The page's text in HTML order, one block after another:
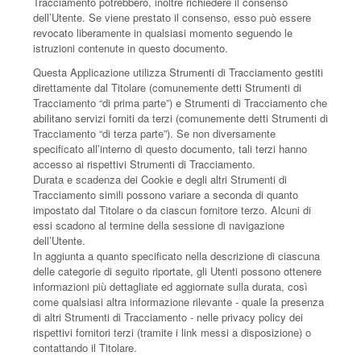
dell’Utente. Se viene prestato il consenso, esso può essere
revocato liberamente in qualsiasi momento seguendo le
istruzioni contenute in questo documento.
Questa Applicazione utilizza Strumenti di Tracciamento gestiti
direttamente dal Titolare (comunemente detti Strumenti di
Tracciamento “di prima parte”) e Strumenti di Tracciamento che
abilitano servizi forniti da terzi (comunemente detti Strumenti di
Tracciamento “di terza parte”). Se non diversamente
specificato all’interno di questo documento, tali terzi hanno
accesso ai rispettivi Strumenti di Tracciamento.
Durata e scadenza dei Cookie e degli altri Strumenti di
Tracciamento simili possono variare a seconda di quanto
impostato dal Titolare o da ciascun fornitore terzo. Alcuni di
essi scadono al termine della sessione di navigazione
dell’Utente.
In aggiunta a quanto specificato nella descrizione di ciascuna
delle categorie di seguito riportate, gli Utenti possono ottenere
informazioni più dettagliate ed aggiornate sulla durata, così
come qualsiasi altra informazione rilevante - quale la presenza
di altri Strumenti di Tracciamento - nelle privacy policy dei
rispettivi fornitori terzi (tramite i link messi a disposizione) o
contattando il Titolare.